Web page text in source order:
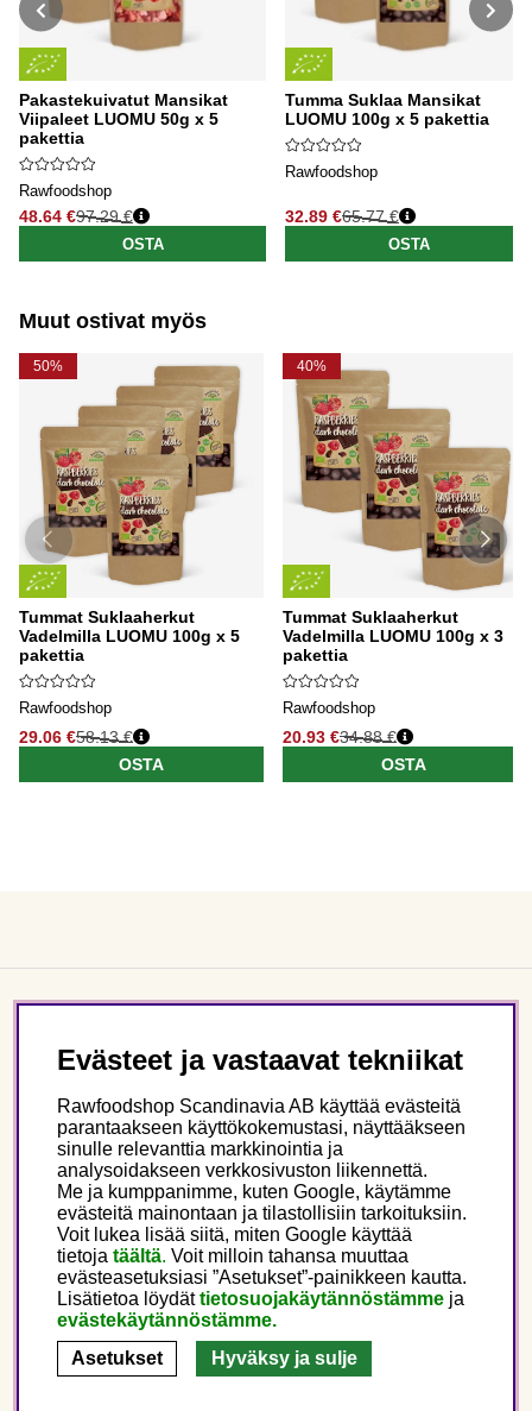
Pakastekuivatut Mansikat
Viipaleet LUOMU 50g x 5
pakettia
Rawfoodshop
48.64 €
Normaali hinta
97.29 €
OSTA
Tumma Suklaa Mansikat
LUOMU 100g x 5 pakettia
Rawfoodshop
32.89 €
Normaali hinta
65.77 €
OSTA
Muut ostivat myös
50%
Tummat Suklaaherkut
Vadelmilla LUOMU 100g x 5
pakettia
Rawfoodshop
29.06 €58.13 €
OSTA
40%
Tummat Suklaaherkut
Vadelmilla LUOMU 100g x 3
pakettia
Rawfoodshop
20.93 €34.88 €
OSTA
Seuraa meitä
Tämä on Rawfoodshop
Finland
Evästeet ja vastaavat tekniikat
Rawfoodshop Scandinavia AB käyttää evästeitä
parantaakseen käyttökokemustasi, näyttääkseen
sinulle relevanttia markkinointia ja
analysoidakseen verkkosivuston liikennettä.
Me ja kumppanimme, kuten Google, käytämme
evästeitä mainontaan ja tilastollisiin tarkoituksiin.
Voit lukea lisää siitä, miten Google käyttää
tietoja täältä. Voit milloin tahansa muuttaa
evästeasetuksiasi ”Asetukset”-painikkeen kautta.
Lisätietoa löydättietosuojakäytännöstämme ja
evästekäytännöstämme.
Asetukset
Hyväksy ja sulje